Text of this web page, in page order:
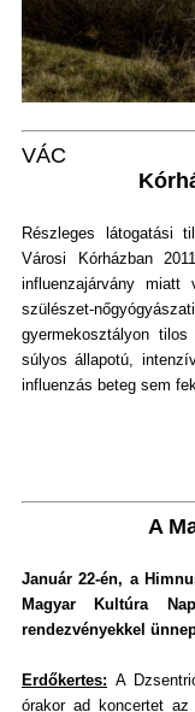
VÁC
Részleges látogatási
Városi Kórházban
influenzajárvány miatt
szülészet-
gyermekosztályon
súlyos állapotú,
influenzás beteg sem
A
Január 22-én, a
Magyar Kultúra
rendezvényekkel
Erdőkertes: A
órakor ad koncertet az